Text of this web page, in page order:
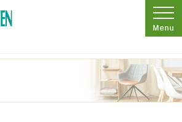
都府中市の注文住宅・新築戸建てを手がける工務店
宅・新築戸建てを手がける工務店なら石井工務店